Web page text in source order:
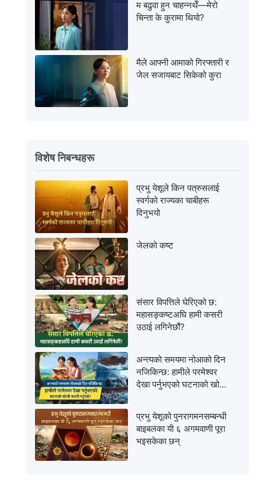
म बढुवा हुन चाहन्नथेँ—मेरो
चिन्ता के कुरामा थियो?
मैले आफ्नी आमाको गिरफ्तारी र
जेल सजायबाट सिकेको कुरा
विशेष निबन्धहरू
प्रभु येशूले किन पत्रुसलाई
स्वर्गको राज्यका चाबीहरू
दिनुभयो
जेलको कष्ट
संसार विपत्तिले घेरिएको छ:
महासङ्कष्टअघि हामी कसरी
उठाई लगिनेछौं?
अन्त्यको समयमा नोआको दिन
नजिकिन्छ: हामीले परमेश्‍वर
देखा पर्नुभएको घटनाको खोजी
प्रभु येशूको पुनरागमनसम्‍बन्धी
बाइबलका यी ६ अगमवाणी पूरा
भइसकेका छन्